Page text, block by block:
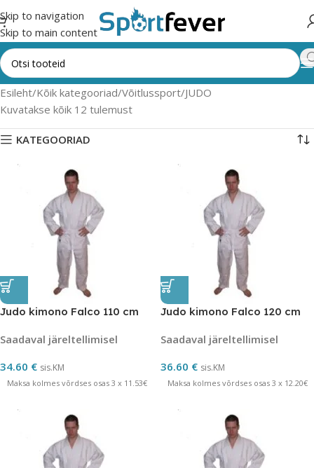
Skip to navigation
Skip to main content
Esileht Kõik kategooriad Võitlussport JUDO
Kuvatakse kõik 12 tulemust
KATEGOORIAD
Judo kimono Falco 110 cm
Saadaval järeltellimisel
34.60 € sis.KM
Maksa kolmes võrdses osas 3 x 11.53€
Judo kimono Falco 120 cm
Saadaval järeltellimisel
36.60 € sis.KM
Maksa kolmes võrdses osas 3 x 12.20€